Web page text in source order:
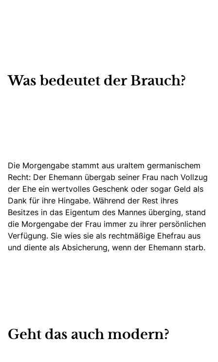
Was bedeutet der Brauch?
Die Morgengabe stammt aus uraltem germanischem
Recht: Der Ehemann übergab seiner Frau nach Vollzug
der Ehe ein wertvolles Geschenk oder sogar Geld als
Dank für ihre Hingabe. Während der Rest ihres
Besitzes in das Eigentum des Mannes überging, stand
die Morgengabe der Frau immer zu ihrer persönlichen
Verfügung. Sie wies sie als rechtmäßige Ehefrau aus
und diente als Absicherung, wenn der Ehemann starb.
Geht das auch modern?